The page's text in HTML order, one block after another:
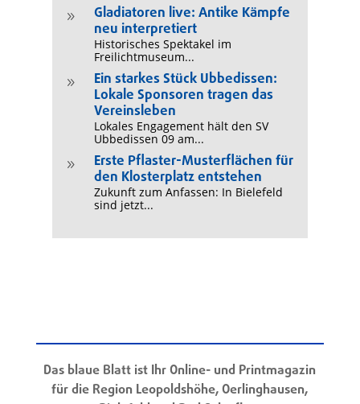
9
Gladiatoren live: Antike Kämpfe
neu interpretiert
Historisches Spektakel im
Freilichtmuseum...
9
Ein starkes Stück Ubbedissen:
Lokale Sponsoren tragen das
Vereinsleben
Lokales Engagement hält den SV
Ubbedissen 09 am...
9
Erste Pflaster-Musterflächen für
den Klosterplatz entstehen
Zukunft zum Anfassen: In Bielefeld
sind jetzt...
Das blaue Blatt ist Ihr Online- und Printmagazin
für die Region Leopoldshöhe, Oerlinghausen,